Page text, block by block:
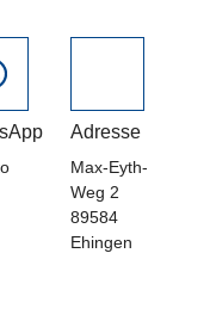
Adresse
Max-Eyth-
Weg 2
89584
Ehingen